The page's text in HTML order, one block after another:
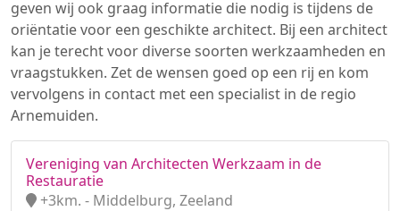
geven wij ook graag informatie die nodig is tijdens de
oriëntatie voor een geschikte architect. Bij een architect
kan je terecht voor diverse soorten werkzaamheden en
vraagstukken. Zet de wensen goed op een rij en kom
vervolgens in contact met een specialist in de regio
Arnemuiden.
Vereniging van Architecten Werkzaam in de
Restauratie
+3km. - Middelburg, Zeeland